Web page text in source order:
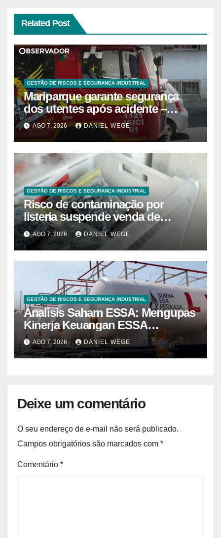
Related Post
GESTÃO DE RISCOS E SEGURANÇA INDUSTRIAL
Mariparque garante segurança
dos utentes após acidente –
Observador
AGO 7, 2026 DANIEL WEGE
GESTÃO DE RISCOS E SEGURANÇA INDUSTRIAL
Risco de contaminação por
listeria suspende venda de
mirtilos em fábricas da América
do Norte – Mix Vale
AGO 7, 2026 DANIEL WEGE
GESTÃO DE RISCOS E SEGURANÇA INDUSTRIAL
Analisis Saham ESSA: Mengupas
Kinerja Keuangan ESSA
Semester I 2026
AGO 7, 2026 DANIEL WEGE
Deixe um comentário
O seu endereço de e-mail não será publicado.
Campos obrigatórios são marcados com *
Comentário *